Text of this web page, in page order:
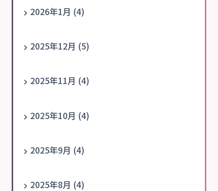
2026年1月 (4)
2025年12月 (5)
2025年11月 (4)
2025年10月 (4)
2025年9月 (4)
2025年8月 (4)